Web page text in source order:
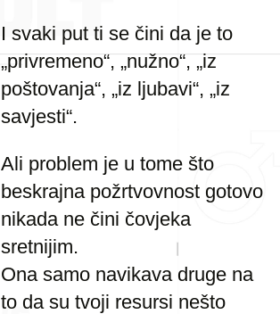
I svaki put ti se čini da je to
„privremeno“, „nužno“, „iz
poštovanja“, „iz ljubavi“, „iz
savjesti“.
Ali problem je u tome što
beskrajna požrtvovnost gotovo
nikada ne čini čovjeka
sretnijim.
Ona samo navikava druge na
to da su tvoji resursi nešto